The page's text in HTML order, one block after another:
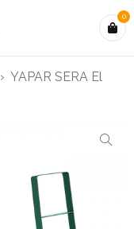
0
› YAPAR SERA El